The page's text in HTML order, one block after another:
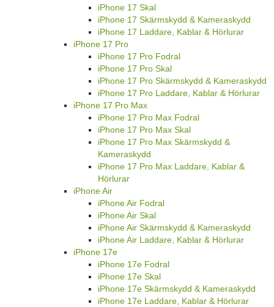
iPhone 17 Skal
iPhone 17 Skärmskydd & Kameraskydd
iPhone 17 Laddare, Kablar & Hörlurar
iPhone 17 Pro
iPhone 17 Pro Fodral
iPhone 17 Pro Skal
iPhone 17 Pro Skärmskydd & Kameraskydd
iPhone 17 Pro Laddare, Kablar & Hörlurar
iPhone 17 Pro Max
iPhone 17 Pro Max Fodral
iPhone 17 Pro Max Skal
iPhone 17 Pro Max Skärmskydd &
Kameraskydd
iPhone 17 Pro Max Laddare, Kablar &
Hörlurar
iPhone Air
iPhone Air Fodral
iPhone Air Skal
iPhone Air Skärmskydd & Kameraskydd
iPhone Air Laddare, Kablar & Hörlurar
iPhone 17e
iPhone 17e Fodral
iPhone 17e Skal
iPhone 17e Skärmskydd & Kameraskydd
iPhone 17e Laddare, Kablar & Hörlurar